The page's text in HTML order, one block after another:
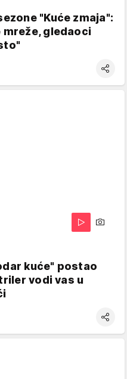
"Kuće zmaja":
gledaoci
kuće" postao
vodi vas u